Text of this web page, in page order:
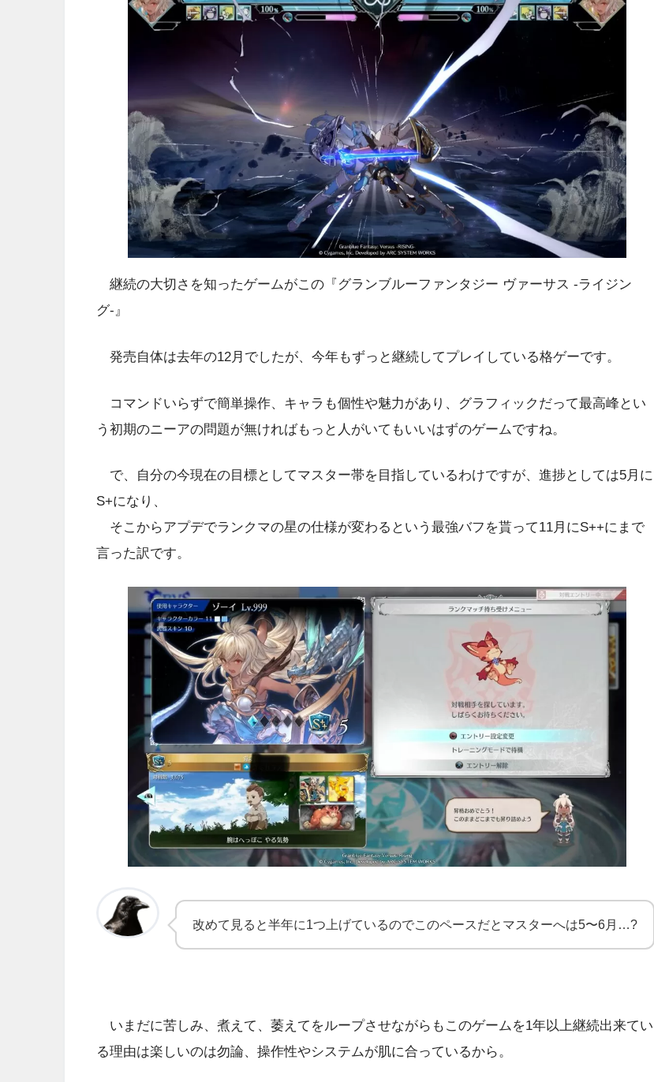
継続の大切さを知ったゲームがこの『グランブルーファンタジー ヴァーサス -ライジン
グ-』
発売自体は去年の12月でしたが、今年もずっと継続してプレイしている格ゲーです。
コマンドいらずで簡単操作、キャラも個性や魅力があり、グラフィックだって最高峰とい
う初期のニーアの問題が無ければもっと人がいてもいいはずのゲームですね。
で、自分の今現在の目標としてマスター帯を目指しているわけですが、進捗としては5月に
S+になり、
そこからアプデでランクマの星の仕様が変わるという最強バフを貰って11月にS++にまで
言った訳です。
改めて見ると半年に1つ上げているのでこのペースだとマスターへは5〜6月…?
いまだに苦しみ、煮えて、萎えてをループさせながらもこのゲームを1年以上継続出来てい
る理由は楽しいのは勿論、操作性やシステムが肌に合っているから。